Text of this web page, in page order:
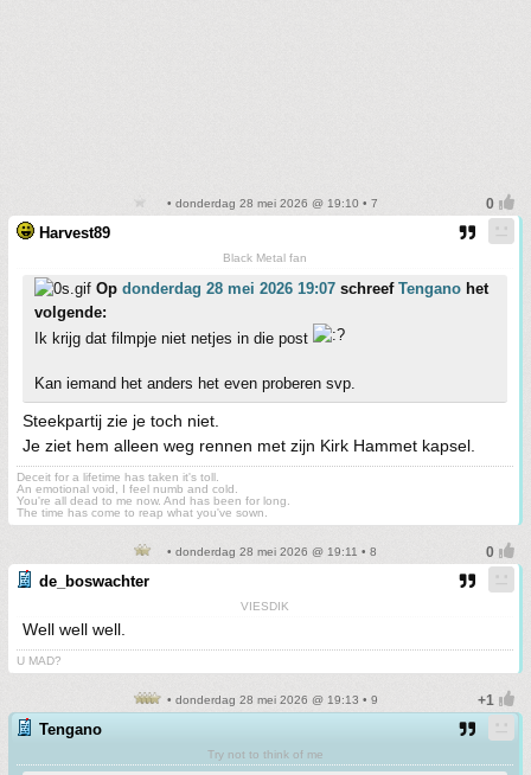
• donderdag 28 mei 2026 @ 19:10 • 7
Harvest89
Black Metal fan
Op donderdag 28 mei 2026 19:07 schreef Tengano het
volgende:
Ik krijg dat filmpje niet netjes in die post
Kan iemand het anders het even proberen svp.
Steekpartij zie je toch niet.
Je ziet hem alleen weg rennen met zijn Kirk Hammet kapsel.
Deceit for a lifetime has taken it's toll.
An emotional void, I feel numb and cold.
You're all dead to me now. And has been for long.
The time has come to reap what you've sown.
• donderdag 28 mei 2026 @ 19:11 • 8
de_boswachter
VIESDIK
Well well well.
U MAD?
• donderdag 28 mei 2026 @ 19:13 • 9
Tengano
Try not to think of me